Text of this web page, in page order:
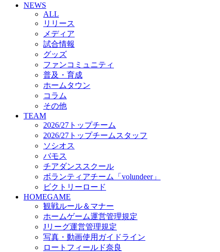
バモス
チアダンススクール
ボランティアチーム「volundeer」
ビクトリーロード
HOMEGAME
観戦ルール＆マナー
ホームゲーム運営管理規定
Jリーグ運営管理規定
写真・動画使用ガイドライン
ロートフィールド奈良
SCHEDULE
2026/27
練習見学時のファンサービスについて
TICKET
奈良クラブ明治安田J3リーグ2026/27シーズン試
合観戦チケット
奈良クラブ明治安田Ｊ3リーグ 2026/27シーズン
「鹿パス」
観戦ルール＆マナー
FANCOMMUNITY
2026/27ファンコミュニティ
サポートショップ
GOODS
オフィシャルストア（実店舗）
オンラインストア
NEWS
ALL
リリース
メディア
試合情報
グッズ
ファンコミュニティ
普及・育成
ホームタウン
コラム
その他
TEAM
2026/27トップチーム
2026/27トップチームスタッフ
ソシオス
バモス
チアダンススクール
ボランティアチーム「volundeer」
ビクトリーロード
HOMEGAME
観戦ルール＆マナー
ホームゲーム運営管理規定
Jリーグ運営管理規定
写真・動画使用ガイドライン
ロートフィールド奈良